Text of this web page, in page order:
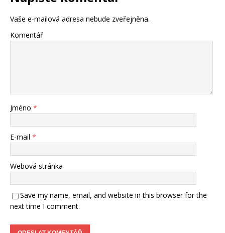
Vaše e-mailová adresa nebude zveřejněna.
Komentář
Jméno *
E-mail *
Webová stránka
Save my name, email, and website in this browser for the
next time I comment.